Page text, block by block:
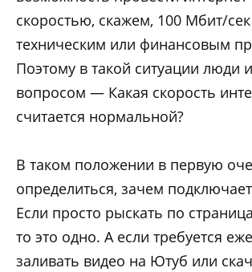
скоростью, скажем, 100 Мбит/
техническим или финансовым
Поэтому в такой ситуации люди
вопросом — Какая скорость
считается нормальной?
В таком положении в первую
определиться, зачем
Если просто рыскать по
то это одно. А если требуется
заливать видео на Ютуб или